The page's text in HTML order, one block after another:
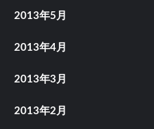
2013年5月
2013年4月
2013年3月
2013年2月